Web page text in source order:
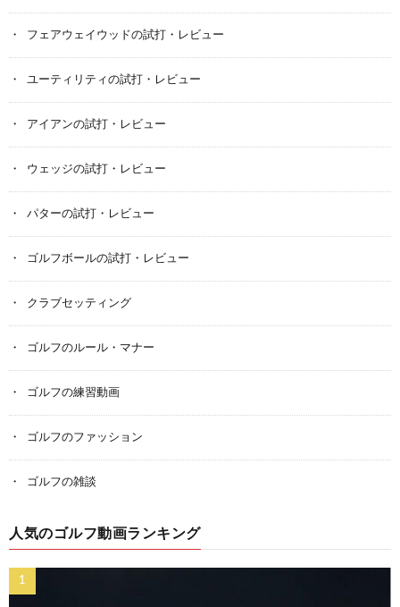
フェアウェイウッドの試打・レビュー
ユーティリティの試打・レビュー
アイアンの試打・レビュー
ウェッジの試打・レビュー
パターの試打・レビュー
ゴルフボールの試打・レビュー
クラブセッティング
ゴルフのルール・マナー
ゴルフの練習動画
ゴルフのファッション
ゴルフの雑談
人気のゴルフ動画ランキング